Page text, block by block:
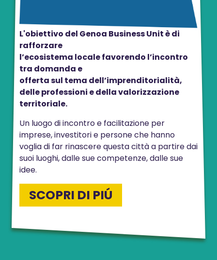
L'obiettivo del Genoa Business Unit è di
rafforzare
l’ecosistema locale favorendo l’incontro
tra domanda e
offerta sul tema dell’imprenditorialità,
delle professioni e della valorizzazione
territoriale.
Un luogo di incontro e facilitazione per
imprese, investitori e persone che hanno
voglia di far rinascere questa città a partire dai
suoi luoghi, dalle sue competenze, dalle sue
idee.
SCOPRI DI PIÚ